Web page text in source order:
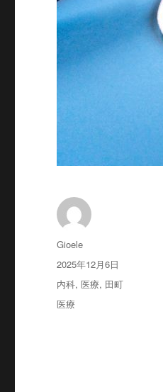
投
稿
Gioele
投
稿
日:
2025年12月6日
カ
テ
ゴ
内科,医療, 田町
タ
医療